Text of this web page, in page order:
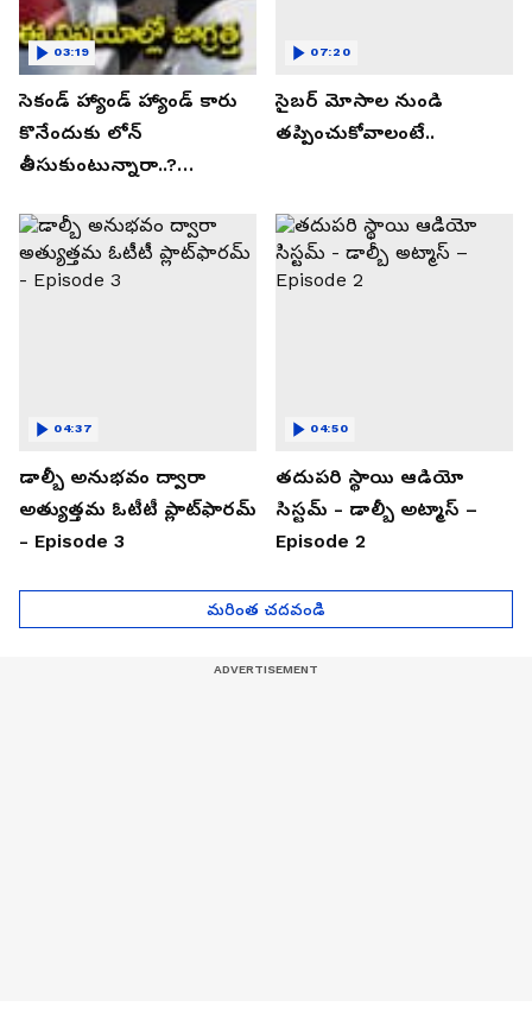
సెకండ్ హ్యాండ్ హ్యాండ్ కారు
కొనేందుకు లోన్
తీసుకుంటున్నారా..?
తెలుసుకోండి..!
03:19
సైబర్ మోసాల నుండి
తప్పించుకోవాలంటే..
07:20
డాల్బీ అనుభవం ద్వారా
అత్యుత్తమ ఓటీటీ ప్లాట్‌ఫారమ్
- Episode 3
04:37
తదుపరి స్థాయి ఆడియో
సిస్టమ్ - డాల్బీ అట్మాస్ –
Episode 2
04:50
మరింత చదవండి